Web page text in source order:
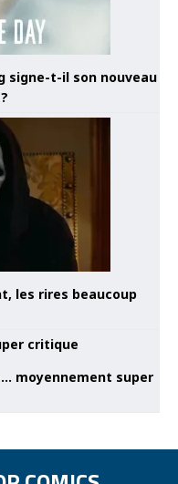
signe-t-il son nouveau
les rires beaucoup
moyennement super